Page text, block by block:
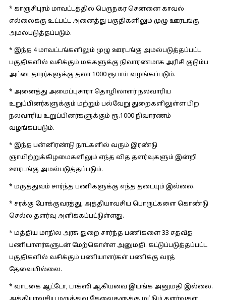
* காஞ்சிபுரம் மாவட்டத்தில் பெருநகர சென்னை காவல்
எல்லைக்கு உட்பட்ட அனைத்து பகுதிகளிலும் முழு ஊரடங்கு
அமல்படுத்தப்படும்.
* இந்த 4 மாவட்டங்களிலும் முழு ஊரடங்கு அமல்படுத்தப்பட்ட
பகுதிகளில் வசிக்கும் மக்களுக்கு நிவாரணமாக அரிசி குடும்ப
அட்டைதாரர்களுக்கு தலா 1000 ரூபாய் வழங்கப்படும்.
* அனைத்து அமைப்புசாரா தொழிலாளர் நலவாரிய
உறுப்பினர்களுக்கும் மற்றும் பல்வேறு துறைகளிலுள்ள பிற
நலவாரிய உறுப்பினர்களுக்கும் ரூ.1000 நிவாரணம்
வழங்கப்படும்.
* இந்த பன்னிரண்டு நாட்களில் வரும் இரண்டு
ஞாயிற்றுக்கிழமைகளிலும் எந்த வித தளர்வுகளும் இன்றி
ஊரடங்கு அமல்படுத்தப்படும்.
* மருத்துவம் சார்ந்த பணிகளுக்கு எந்த தடையும் இல்லை.
* சரக்கு போக்குவரத்து, அத்தியாவசிய பொருட்களை கொண்டு
செல்ல தளர்வு அளிக்கப்பட்டுள்ளது.
* மத்திய மாநில அரசு துறை சார்ந்த பணிகளை 33 சதவீத
பணியாளர்களுடன் மேற்கொள்ள அனுமதி. கட்டுப்படுத்தப்பட்ட
பகுதிகளில் வசிக்கும் பணியாளர்கள் பணிக்கு வரத்
தேவையில்லை.
* வாடகை ஆட்டோ, டாக்ஸி ஆகியவை இயங்க அனுமதி இல்லை.